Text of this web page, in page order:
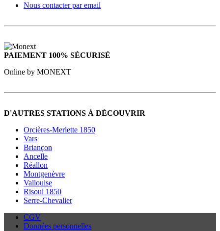
Nous contacter par email
PAIEMENT 100% SÉCURISÉ
Online by MONEXT
D'AUTRES STATIONS À DÉCOUVRIR
Orcières-Merlette 1850
Vars
Briançon
Ancelle
Réallon
Montgenèvre
Vallouise
Risoul 1850
Serre-Chevalier
CGV
Données personnelles